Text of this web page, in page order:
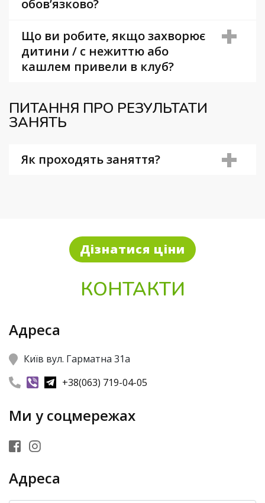
обов’язково?
Що ви робите, якщо захворює
дитини / с нежиттю або
кашлем привели в клуб?
ПИТАННЯ ПРО РЕЗУЛЬТАТИ
ЗАНЯТЬ
Як проходять заняття?
Дізнатися ціни
КОНТАКТИ
Адреса
Київ вул. Гарматна 31а
+38(063) 719-04-05
Ми у соцмережах
Адреса